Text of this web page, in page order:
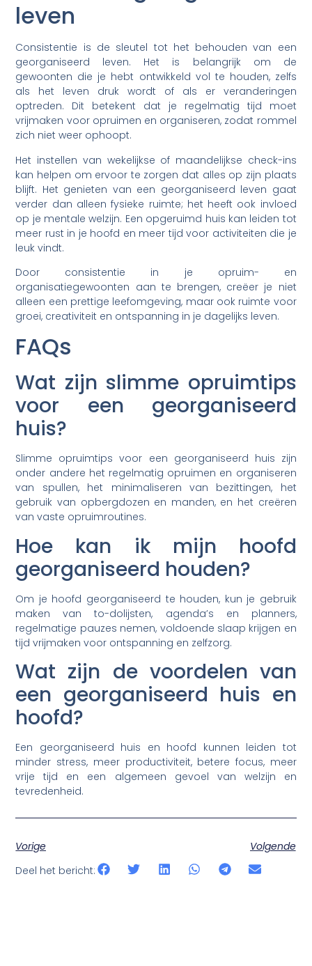
leven
Consistentie is de sleutel tot het behouden van een
georganiseerd leven. Het is belangrijk om de
gewoonten die je hebt ontwikkeld vol te houden, zelfs
als het leven druk wordt of als er veranderingen
optreden. Dit betekent dat je regelmatig tijd moet
vrijmaken voor opruimen en organiseren, zodat rommel
zich niet weer ophoopt.
Het instellen van wekelijkse of maandelijkse check-ins
kan helpen om ervoor te zorgen dat alles op zijn plaats
blijft. Het genieten van een georganiseerd leven gaat
verder dan alleen fysieke ruimte; het heeft ook invloed
op je mentale welzijn. Een opgeruimd huis kan leiden tot
meer rust in je hoofd en meer tijd voor activiteiten die je
leuk vindt.
Door consistentie in je opruim- en
organisatiegewoonten aan te brengen, creëer je niet
alleen een prettige leefomgeving, maar ook ruimte voor
groei, creativiteit en ontspanning in je dagelijks leven.
FAQs
Wat zijn slimme opruimtips
voor een georganiseerd
huis?
Slimme opruimtips voor een georganiseerd huis zijn
onder andere het regelmatig opruimen en organiseren
van spullen, het minimaliseren van bezittingen, het
gebruik van opbergdozen en manden, en het creëren
van vaste opruimroutines.
Hoe kan ik mijn hoofd
georganiseerd houden?
Om je hoofd georganiseerd te houden, kun je gebruik
maken van to-dolijsten, agenda’s en planners,
regelmatige pauzes nemen, voldoende slaap krijgen en
tijd vrijmaken voor ontspanning en zelfzorg.
Wat zijn de voordelen van
een georganiseerd huis en
hoofd?
Een georganiseerd huis en hoofd kunnen leiden tot
minder stress, meer productiviteit, betere focus, meer
vrije tijd en een algemeen gevoel van welzijn en
tevredenheid.
Vorige
Volgende
Deel het bericht: